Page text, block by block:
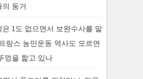
동거
은 1도 없으면서 보완수사를 말
랑스 농민운동 역사도 모르면
껑을 핥고 있나